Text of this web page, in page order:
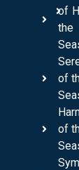
of
the
of
of